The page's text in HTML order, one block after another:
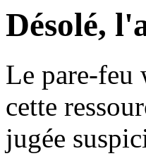
Désolé,
Le pare-feu
cette
jugée